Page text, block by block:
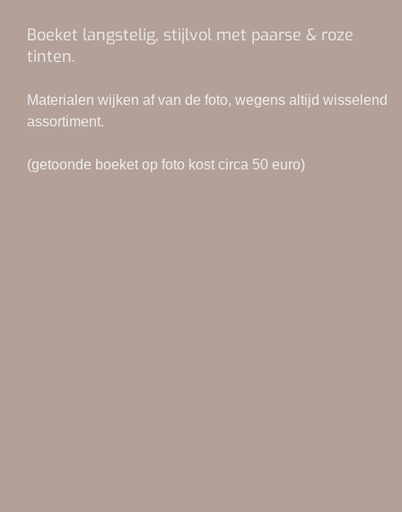
Boeket langstelig, stijlvol met paarse & roze
tinten.
Materialen wijken af van de foto, wegens altijd wisselend
assortiment.
(getoonde boeket op foto kost circa 50 euro)